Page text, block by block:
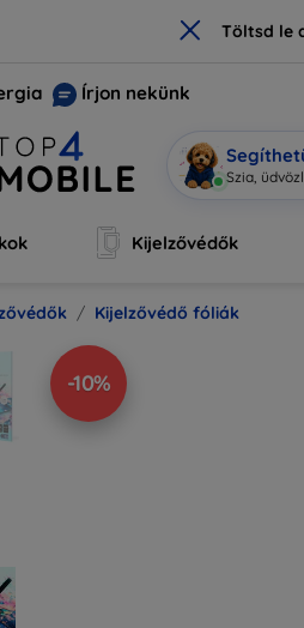
× Töltsd le
Írjon nekünk
Mob
Kijelzővédők
Kijelzővédő fóliák
-10%